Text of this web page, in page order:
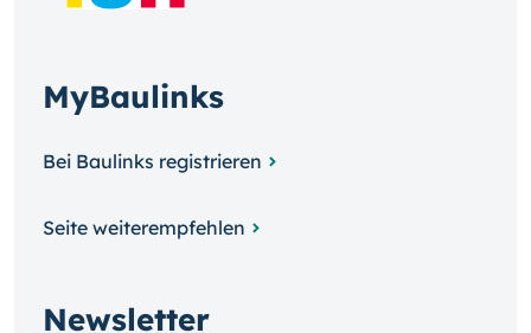
MyBaulinks
Bei Baulinks registrieren
Seite weiterempfehlen
Newsletter